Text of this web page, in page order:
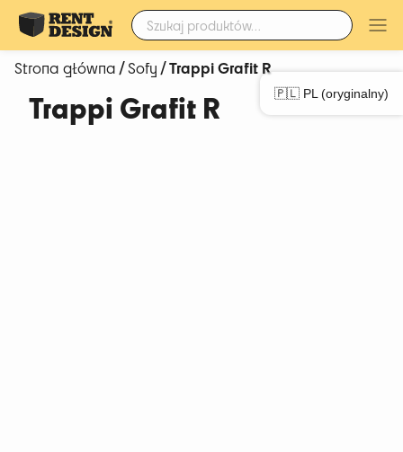
Szukaj:
🇵🇱 PL (oryginalny)
Strona główna/Sofy/ Trappi Grafit R
Trappi Grafit R